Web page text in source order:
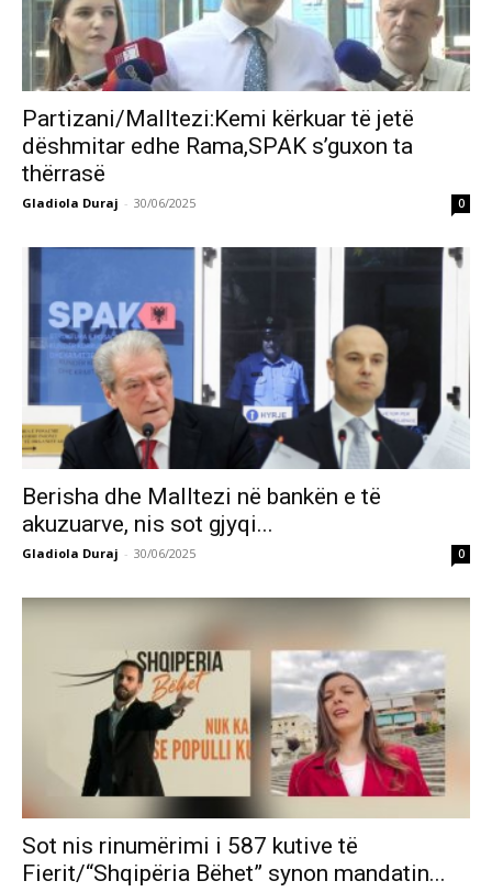
Partizani/Malltezi:Kemi kërkuar të jetë
dëshmitar edhe Rama,SPAK s’guxon ta
thërrasë
Gladiola Duraj - 30/06/2025 0
Berisha dhe Malltezi në bankën e të
akuzuarve, nis sot gjyqi...
Gladiola Duraj - 30/06/2025 0
Sot nis rinumërimi i 587 kutive të
Fierit/“Shqipëria Bëhet” synon mandatin...